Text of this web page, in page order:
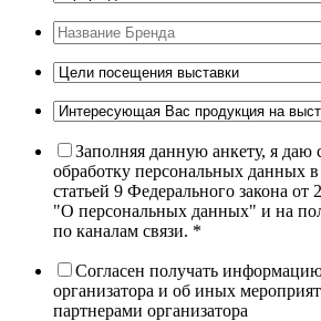
Заполняя данную анкету, я даю
обработку персональных данных в
статьей 9 Федерального закона
"О персональных данных" и на
по каналам связи. *
Согласен получать
организатора и об иных
партнерами организатора